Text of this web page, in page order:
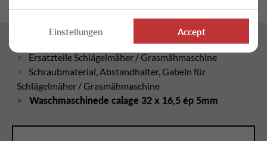
Ersatzteile Schlägelmäher / Grasmähmaschine
Schraubmaterial, Abstandhalter, Gabeln für
Schlägelmäher / Grasmähmaschine
Waschmaschinede calage 32 x 16,5 ép 5mm
Einstellungen Accept